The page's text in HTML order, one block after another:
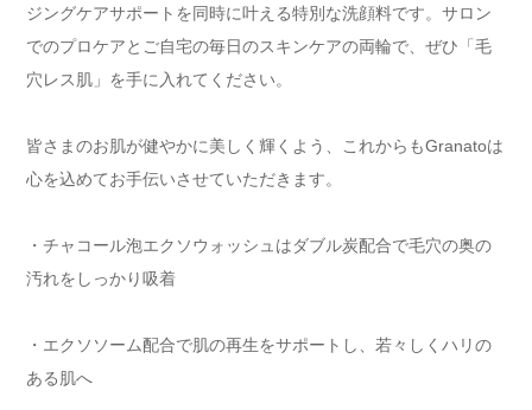
ジングケアサポートを同時に叶える特別な洗顔料です。サロン
でのプロケアとご自宅の毎日のスキンケアの両輪で、ぜひ「毛
穴レス肌」を手に入れてください。
皆さまのお肌が健やかに美しく輝くよう、これからもGranatoは
心を込めてお手伝いさせていただきます。
・チャコール泡エクソウォッシュはダブル炭配合で毛穴の奥の
汚れをしっかり吸着
・エクソソーム配合で肌の再生をサポートし、若々しくハリの
ある肌へ